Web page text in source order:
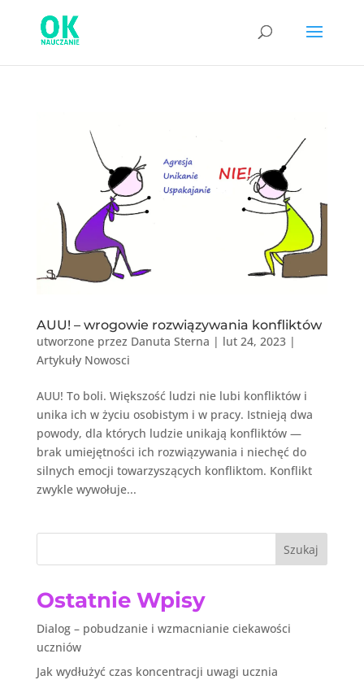
AUU! – wrogowie rozwiązywania konfliktów
utworzone przez Danuta Sterna | lut 24, 2023|
Artykuły Nowosci
AUU! To boli. Większość ludzi nie lubi konfliktów i
unika ich w życiu osobistym i w pracy. Istnieją dwa
powody, dla których ludzie unikają konfliktów —
brak umiejętności ich rozwiązywania i niechęć do
silnych emocji towarzyszących konfliktom. Konflikt
zwykle wywołuje...
Szukaj
Ostatnie Wpisy
Dialog – pobudzanie i wzmacnianie ciekawości
uczniów
Jak wydłużyć czas koncentracji uwagi ucznia